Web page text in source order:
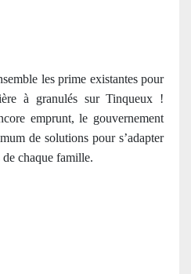
les prime existantes pour
à granulés sur Tinqueux !
emprunt, le gouvernement
de solutions pour s’adapter
chaque famille.